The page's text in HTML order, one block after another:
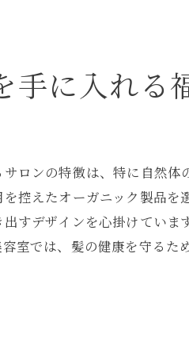
題のサロン紹介
しさを叶えるサロンツアー
での美容室探しのコツ
手に入れる
ロンの特徴は、特に自然
控えたオーガニック製品
すデザインを心掛けていま
室では、髪の健康を守る